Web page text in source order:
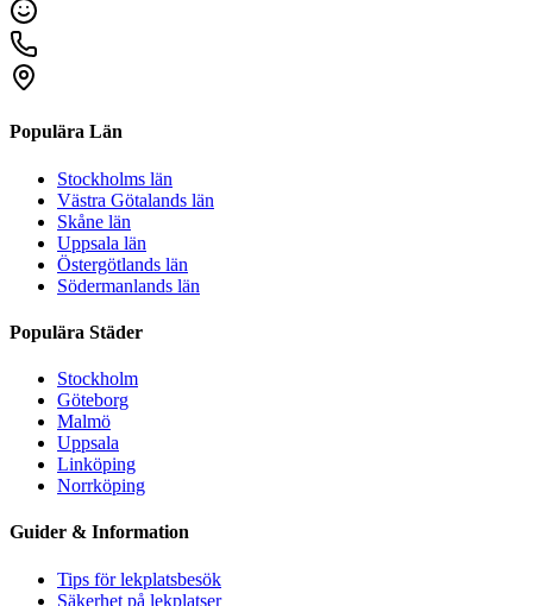
Populära Län
Stockholms län
Västra Götalands län
Skåne län
Uppsala län
Östergötlands län
Södermanlands län
Populära Städer
Stockholm
Göteborg
Malmö
Uppsala
Linköping
Norrköping
Guider & Information
Tips för lekplatsbesök
Säkerhet på lekplatser